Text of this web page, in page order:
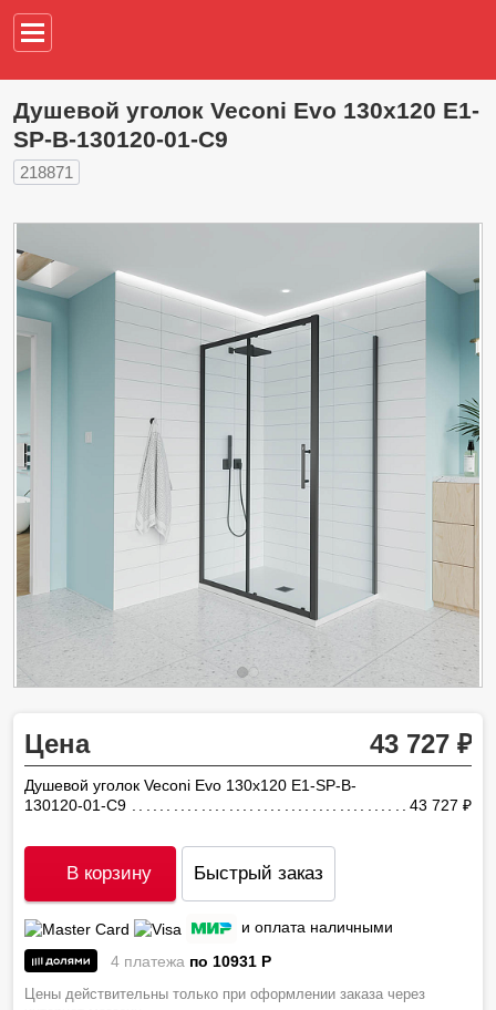
Душевой уголок Veconi Evo 130х120 E1-
SP-B-130120-01-C9
218871
Цена 43 727
Душевой уголок Veconi Evo 130х120 E1-SP-B-
130120-01-C9
43 727
В корзину Быстрый заказ
и оплата наличными
4 платежа по 10931 P
Цены действительны только при оформлении заказа через